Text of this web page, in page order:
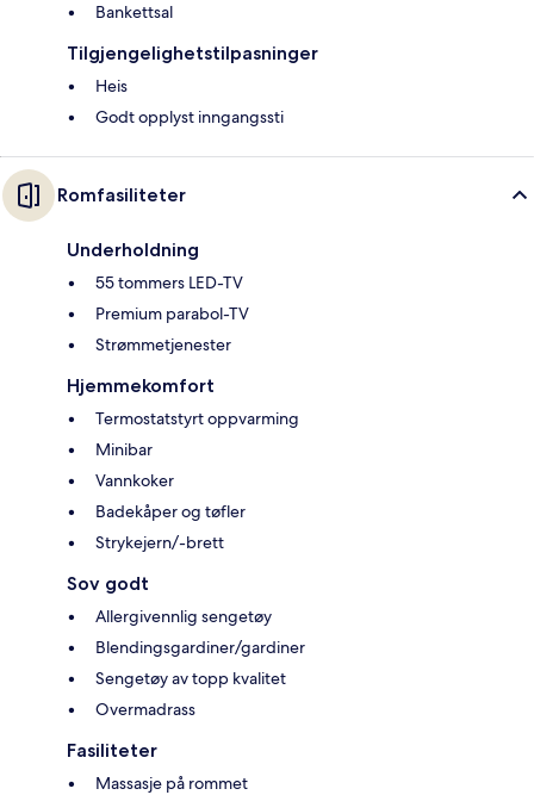
Bankettsal
Tilgjengelighetstilpasninger
Heis
Godt opplyst inngangssti
Romfasiliteter
Underholdning
55 tommers LED-TV
Premium parabol-TV
Strømmetjenester
Hjemmekomfort
Termostatstyrt oppvarming
Minibar
Vannkoker
Badekåper og tøfler
Strykejern/-brett
Sov godt
Allergivennlig sengetøy
Blendingsgardiner/gardiner
Sengetøy av topp kvalitet
Overmadrass
Fasiliteter
Massasje på rommet